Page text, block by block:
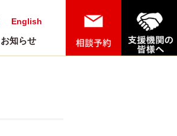
English
お知らせ